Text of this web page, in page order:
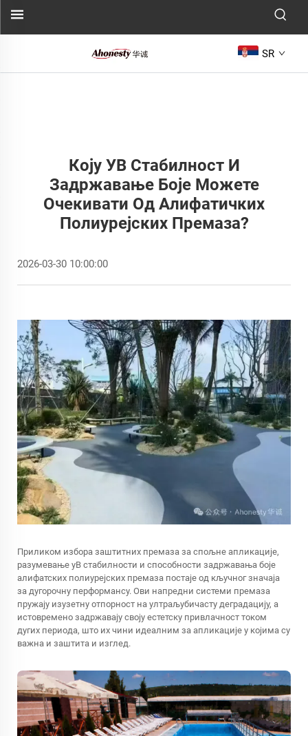
SR
Коју УВ Стабилност И
Задржавање Боје Можете
Очекивати Од Алифатичких
Полиурејских Премаза?
2026-03-30 10:00:00
Приликом избора заштитних премаза за спољне апликације,
разумевање уВ стабилности и способности задржавања боје
алифатских полиурејских премаза постаје од кључног значаја
за дугорочну перформансу. Ови напредни системи премаза
пружају изузетну отпорност на ултраљубичасту деградацију, а
истовремено задржавају своју естетску привлачност током
дугих периода, што их чини идеалним за апликације у којима су
важна и заштита и изглед.